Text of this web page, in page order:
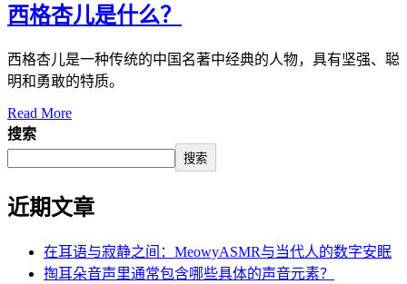
西格杏儿是什么？
西格杏儿是一种传统的中国名著中经典的人物，具有坚强、聪
明和勇敢的特质。
Read More
搜索
搜索
近期文章
在耳语与寂静之间：MeowyASMR与当代人的数字安眠
掏耳朵音声里通常包含哪些具体的声音元素？